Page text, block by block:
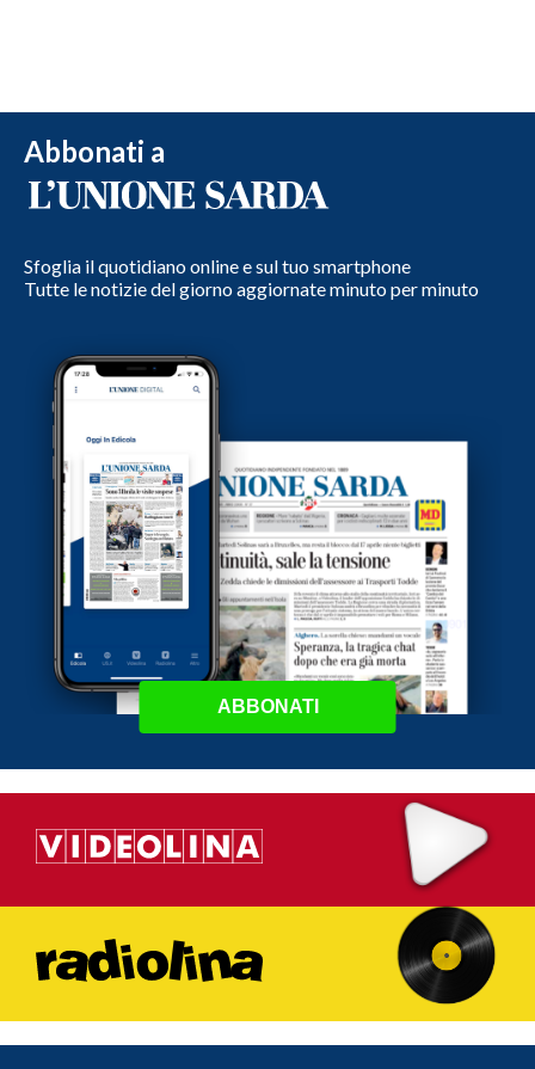
Abbonati a
Sfoglia il quotidiano online e sul tuo smartphone
Tutte le notizie del giorno aggiornate minuto per minuto
ABBONATI